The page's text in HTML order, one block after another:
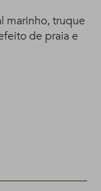
marinho, truque
de praia e